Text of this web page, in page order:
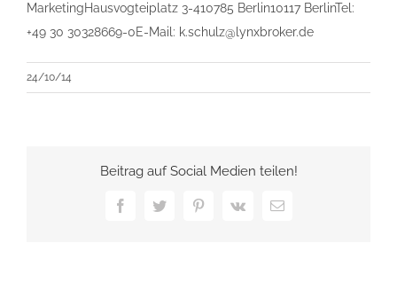
MarketingHausvogteiplatz 3-410785 Berlin10117 BerlinTel:
+49 30 30328669-0E-Mail: k.schulz@lynxbroker.de
24/10/14
Beitrag auf Social Medien teilen!
FacebookTwitterPinterest
Vk
E-